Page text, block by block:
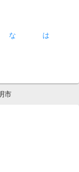
な は
市